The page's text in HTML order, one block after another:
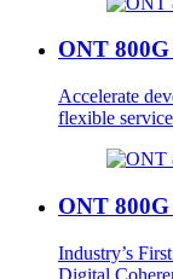
ONT
Accelerate
flexible
ONT
Industry’s
Digital